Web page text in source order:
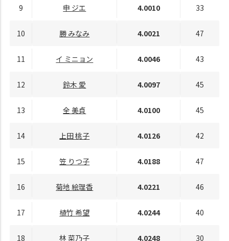
9 申 ジエ 4.0010 33
10 勝 みなみ 4.0021 47
11 イ ミニョン 4.0046 43
12 鈴木 愛 4.0097 45
13 全 美貞 4.0100 45
14 上田 桃子 4.0126 42
15 笠 りつ子 4.0188 47
16 菊地 絵理香 4.0221 46
17 植竹 希望 4.0244 40
18 林 菜乃子 4.0248 30